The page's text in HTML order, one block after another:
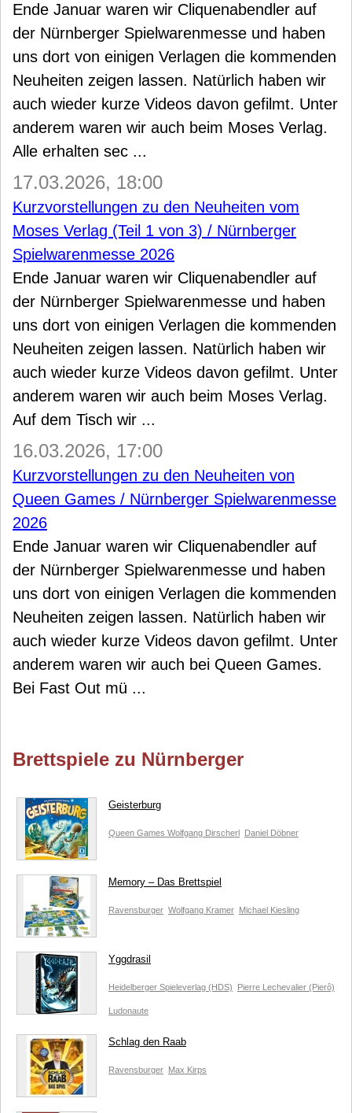
Ende Januar waren wir Cliquenabendler auf
der Nürnberger Spielwarenmesse und haben
uns dort von einigen Verlagen die kommenden
Neuheiten zeigen lassen. Natürlich haben wir
auch wieder kurze Videos davon gefilmt. Unter
anderem waren wir auch beim Moses Verlag.
Alle erhalten sec ...
17.03.2026, 18:00
Kurzvorstellungen zu den Neuheiten vom
Moses Verlag (Teil 1 von 3) / Nürnberger
Spielwarenmesse 2026
Ende Januar waren wir Cliquenabendler auf
der Nürnberger Spielwarenmesse und haben
uns dort von einigen Verlagen die kommenden
Neuheiten zeigen lassen. Natürlich haben wir
auch wieder kurze Videos davon gefilmt. Unter
anderem waren wir auch beim Moses Verlag.
Auf dem Tisch wir ...
16.03.2026, 17:00
Kurzvorstellungen zu den Neuheiten von
Queen Games / Nürnberger Spielwarenmesse
2026
Ende Januar waren wir Cliquenabendler auf
der Nürnberger Spielwarenmesse und haben
uns dort von einigen Verlagen die kommenden
Neuheiten zeigen lassen. Natürlich haben wir
auch wieder kurze Videos davon gefilmt. Unter
anderem waren wir auch bei Queen Games.
Bei Fast Out mü ...
Brettspiele zu Nürnberger
Geisterburg
Queen Games Wolfgang Dirscherl Daniel Döbner
Memory – Das Brettspiel
Ravensburger Wolfgang Kramer Michael Kiesling
Yggdrasil
Heidelberger Spieleverlag (HDS) Pierre Lechevalier (Pierô)
Ludonaute
Schlag den Raab
Ravensburger Max Kirps